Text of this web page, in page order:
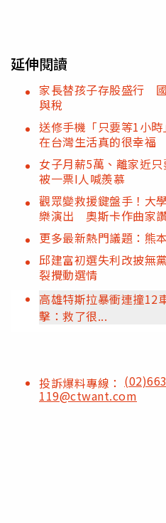
延伸閱讀
家長替孩子存股盛行
與稅
送修手機「只要等1小
在台灣生活真的很幸福
女子月薪5萬、離家近
被一票I人喊羨慕
觀眾變救援鍵盤手！大
樂演出 奧斯卡作曲家
更多最新熱門議題：熊
邱建富初選失利改披無
裂攪動選情
高雄特斯拉暴衝連撞
擊：救了很...
投訴爆料專線：
119@ctwant.com